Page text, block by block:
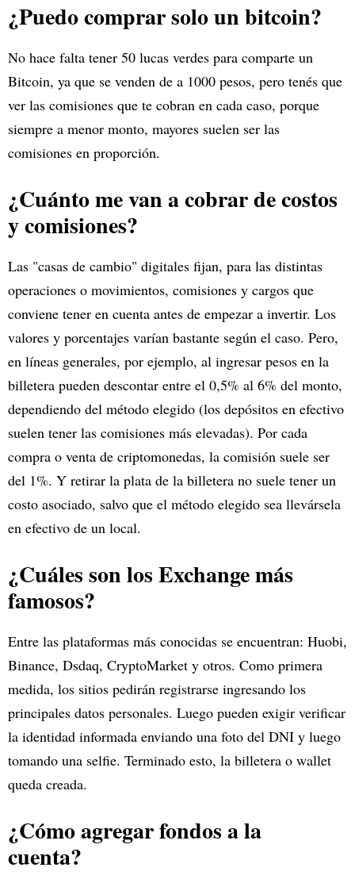
¿Puedo comprar solo un bitcoin?
No hace falta tener 50 lucas verdes para comparte un
Bitcoin, ya que se venden de a 1000 pesos, pero tenés que
ver las comisiones que te cobran en cada caso, porque
siempre a menor monto, mayores suelen ser las
comisiones en proporción.
¿Cuánto me van a cobrar de costos
y comisiones?
Las "casas de cambio" digitales fijan, para las distintas
operaciones o movimientos, comisiones y cargos que
conviene tener en cuenta antes de empezar a invertir. Los
valores y porcentajes varían bastante según el caso. Pero,
en líneas generales, por ejemplo, al ingresar pesos en la
billetera pueden descontar entre el 0,5% al 6% del monto,
dependiendo del método elegido (los depósitos en efectivo
suelen tener las comisiones más elevadas). Por cada
compra o venta de criptomonedas, la comisión suele ser
del 1%. Y retirar la plata de la billetera no suele tener un
costo asociado, salvo que el método elegido sea llevársela
en efectivo de un local.
¿Cuáles son los Exchange más
famosos?
Entre las plataformas más conocidas se encuentran: Huobi,
Binance, Dsdaq, CryptoMarket y otros. Como primera
medida, los sitios pedirán registrarse ingresando los
principales datos personales. Luego pueden exigir verificar
la identidad informada enviando una foto del DNI y luego
tomando una selfie. Terminado esto, la billetera o wallet
queda creada.
¿Cómo agregar fondos a la
cuenta?